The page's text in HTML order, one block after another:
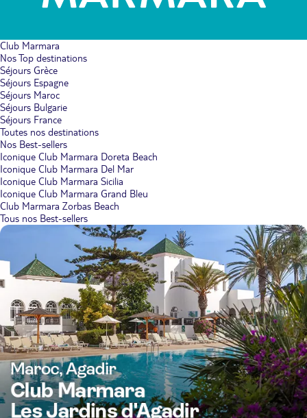
Club Marmara
Nos Top destinations
Séjours Grèce
Séjours Espagne
Séjours Maroc
Séjours Bulgarie
Séjours France
Toutes nos destinations
Nos Best-sellers
Iconique Club Marmara Doreta Beach
Iconique Club Marmara Del Mar
Iconique Club Marmara Sicilia
Iconique Club Marmara Grand Bleu
Club Marmara Zorbas Beach
Tous nos Best-sellers